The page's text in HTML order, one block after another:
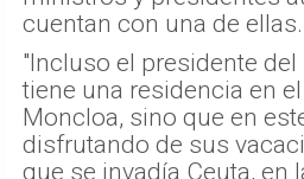
cuentan con una de ellas.
"Incluso el presidente
tiene una residencia en
Moncloa, sino que en
disfrutando de sus
que se invadía Ceuta, en